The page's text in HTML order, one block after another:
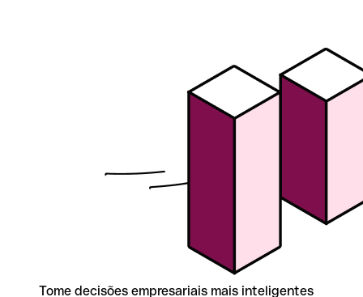
Tome decisões empresariais mais inteligentes